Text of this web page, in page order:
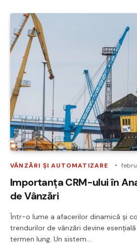
VÂNZĂRI ȘI AUTOMATIZARE
Importanța CRM-ului în
de Vânzări
Într-o lume a afacerilor dinamică și
trendurilor de vânzări devine
termen lung. Un sistem…